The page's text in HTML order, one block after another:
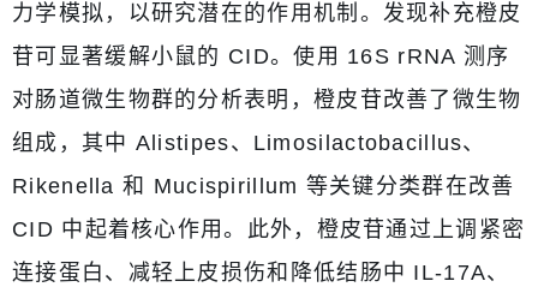
力学模拟，以研究潜在的作用机制。发现补充橙皮
苷可显著缓解小鼠的 CID。使用 16S rRNA 测序
对肠道微生物群的分析表明，橙皮苷改善了微生物
组成，其中 Alistipes、Limosilactobacillus、
Rikenella 和 Mucispirillum 等关键分类群在改善
CID 中起着核心作用。此外，橙皮苷通过上调紧密
连接蛋白、减轻上皮损伤和降低结肠中 IL-17A、